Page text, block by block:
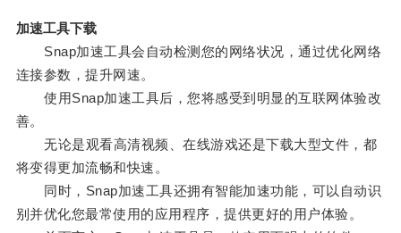
加速工具下载
Snap加速工具会自动检测您的网络状况，通过优化网络
连接参数，提升网速。
使用Snap加速工具后，您将感受到明显的互联网体验改
善。
无论是观看高清视频、在线游戏还是下载大型文件，都
将变得更加流畅和快速。
同时，Snap加速工具还拥有智能加速功能，可以自动识
别并优化您最常使用的应用程序，提供更好的用户体验。